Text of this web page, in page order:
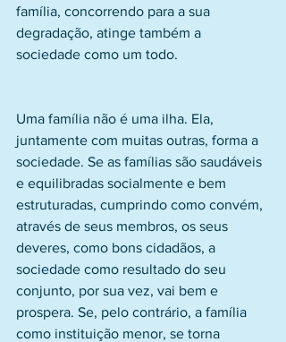
família, concorrendo para a sua
degradação, atinge também a
sociedade como um todo.
Uma família não é uma ilha. Ela,
juntamente com muitas outras, forma a
sociedade. Se as famílias são saudáveis
e equilibradas socialmente e bem
estruturadas, cumprindo como convém,
através de seus membros, os seus
deveres, como bons cidadãos, a
sociedade como resultado do seu
conjunto, por sua vez, vai bem e
prospera. Se, pelo contrário, a família
como instituição menor, se torna